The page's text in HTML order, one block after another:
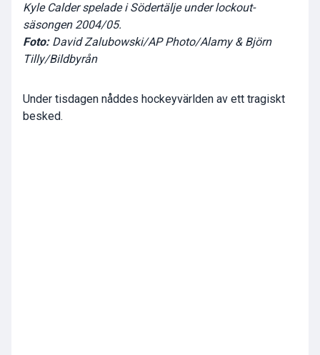
Kyle Calder spelade i Södertälje under lockout-
säsongen 2004/05.
Foto: David Zalubowski/AP Photo/Alamy & Björn
Tilly/Bildbyrån
Under tisdagen nåddes hockeyvärlden av ett tragiskt
besked.